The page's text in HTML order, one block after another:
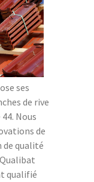
ses
de rive
Nous
de
de qualité
qualifié